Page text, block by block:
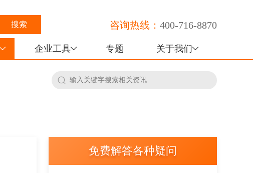
咨询热线： 400-716-8870
企业工具 专题 关于我们
免费解答各种疑问